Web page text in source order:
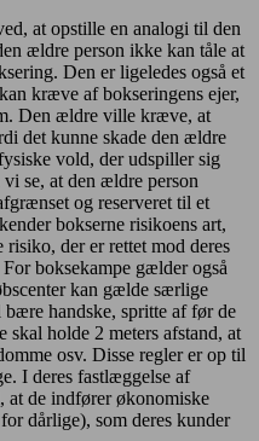
at opstille en analogi til den
ældre person ikke kan tåle at
Den er ligeledes også et
kræve af bokseringens ejer,
Den ældre ville kræve, at
det kunne skade den ældre
vold, der udspiller sig
se, at den ældre person
og reserveret til et
bokserne risikoens art,
risiko, der er rettet mod deres
boksekampe gælder også
kan gælde særlige
bære handske, spritte af før de
skal holde 2 meters afstand, at
osv. Disse regler er op til
I deres fastlæggelse af
at de indfører økonomiske
dårlige), som deres kunder